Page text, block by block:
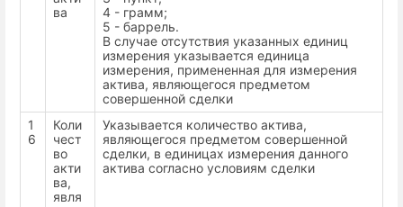
ва
4 - грамм;
5 - баррель.
В случае отсутствия указанных единиц
измерения указывается единица
измерения, примененная для измерения
актива, являющегося предметом
совершенной сделки
1
6
Коли
чест
во
акти
ва,
явля
Указывается количество актива,
являющегося предметом совершенной
сделки, в единицах измерения данного
актива согласно условиям сделки